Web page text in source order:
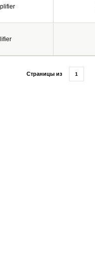
Страницы из 1